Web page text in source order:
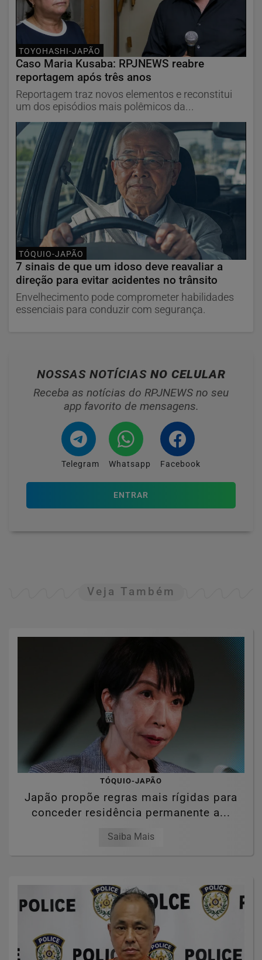
TOYOHASHI-JAPÃO
Caso Maria Kusaba: RPJNEWS reabre
reportagem após três anos
Reportagem traz novos elementos e reconstitui
um dos episódios mais polêmicos da...
TÓQUIO-JAPÃO
7 sinais de que um idoso deve reavaliar a
direção para evitar acidentes no trânsito
Envelhecimento pode comprometer habilidades
essenciais para conduzir com segurança.
NOSSAS NOTÍCIAS NO CELULAR
Receba as notícias do RPJNEWS no seu
app favorito de mensagens.
Telegram Whatsapp Facebook
ENTRAR
Veja Também
TÓQUIO-JAPÃO
Japão propõe regras mais rígidas para
conceder residência permanente a...
Saiba Mais